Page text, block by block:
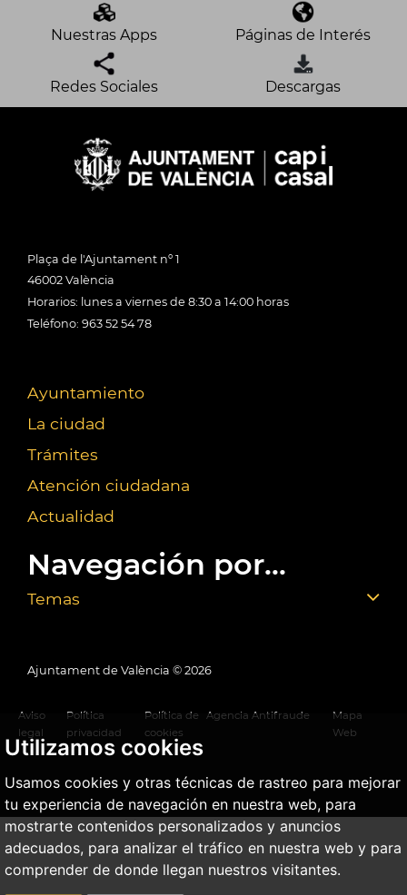
Utilizamos cookies
Usamos cookies y otras técnicas de rastreo para mejorar
tu experiencia de navegación en nuestra web, para
mostrarte contenidos personalizados y anuncios
adecuados, para analizar el tráfico en nuestra web y para
comprender de donde llegan nuestros visitantes.
Nuestras Apps Páginas de Interés
Redes Sociales Descargas
Plaça de l'Ajuntament nº 1
46002 València
Horarios: lunes a viernes de 8:30 a 14:00 horas
Teléfono: 963 52 54 78
Ayuntamiento
La ciudad
Trámites
Atención ciudadana
Actualidad
Navegación por...
Temas
Ajuntament de València © 2026
Aviso
legal
Política
privacidad
Política de
cookies
Agencia Antifraude
Mapa
Web